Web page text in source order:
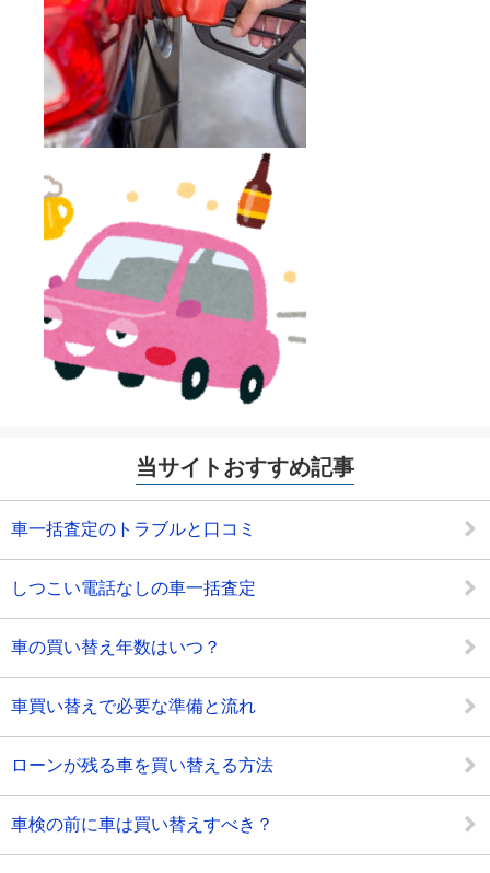
当サイトおすすめ記事
車一括査定のトラブルと口コミ
しつこい電話なしの車一括査定
車の買い替え年数はいつ？
車買い替えで必要な準備と流れ
ローンが残る車を買い替える方法
車検の前に車は買い替えすべき？